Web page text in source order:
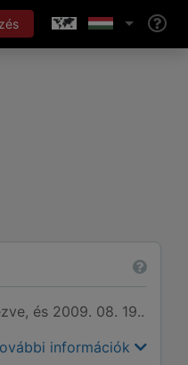
és 2009. 08. 19..
információk